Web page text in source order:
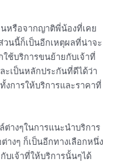
หรือจากญาติพี่น้องที่เคย
วนนี้ก็เป็นอีกเหตุผลที่น่าจะ
ช้บริการขนย้ายกับเจ้าที่
ะเป็นหลักประกันที่ดีได้ว่า
การให้บริการและราคาที่
างๆในการแนะนำบริการ
างๆ ก็เป็นอีกทางเลือกหนึ่ง
บเจ้าที่ให้บริการนั้นๆได้